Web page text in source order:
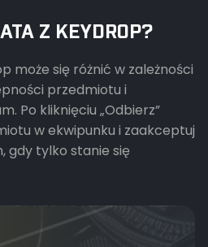
Z KEYDROP?
może się różnić w zależności
przedmiotu i
Po kliknięciu „Odbierz”
w ekwipunku i zaakceptuj
gdy tylko stanie się